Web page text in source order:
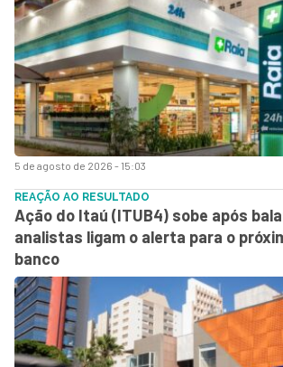
5 de agosto de 2026 - 15:03
REAÇÃO AO RESULTADO
Ação do Itaú (ITUB4) sobe após
analistas ligam o alerta para o
banco